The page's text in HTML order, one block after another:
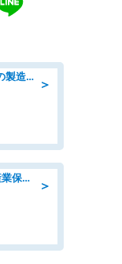
＞
カンタン軽作業/自動車の小型部品の製造オペレーター denso aichi
＞
「土日祝休み」ヘルスケア業界の産業保健師/高時給/未経験OK/要資格:保健師、正看護師